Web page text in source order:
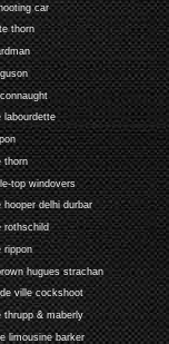
car
thorn
labourdette
thorn
top windovers
delhi durbar
rothschild
rippon
hugues strachan
ville cockshoot
thrupp & maberly
limousine barker